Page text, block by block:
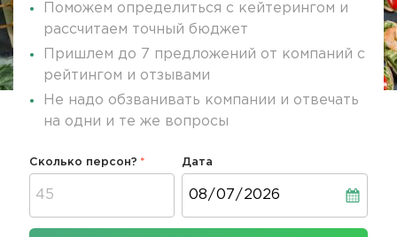
Поможем определиться с кейтерингом и
рассчитаем точный бюджет
Пришлем до 7 предложений от компаний с
рейтингом и отзывами
Не надо обзванивать компании и отвечать
на одни и те же вопросы
Сколько персон? Дата